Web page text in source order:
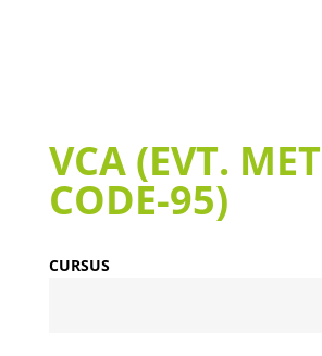
VCA (EVT. MET
CODE-95)
CURSUS